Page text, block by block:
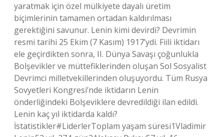
yaratmak için özel mülkiyete dayalı üretim
biçimlerinin tamamen ortadan kaldırılması
gerektiğini savunur. Lenin kimi devirdi? Devrimin
resmi tarihi 25 Ekim (7 Kasım) 1917’ydi. Fiili iktidarı
ele geçirdikten sonra, II. Dünya Savaşı çoğunlukla
Bolşevikler ve müttefiklerinden oluşan Sol Sosyalist
Devrimci milletvekillerinden oluşuyordu. Tüm Rusya
Sovyetleri Kongresi’nde iktidarın Lenin
önderliğindeki Bolşeviklere devredildiği ilan edildi.
Lenin kaç yıl iktidarda kaldı?
İstatistikler#LiderlerToplam yaşam süresi1Vladimir